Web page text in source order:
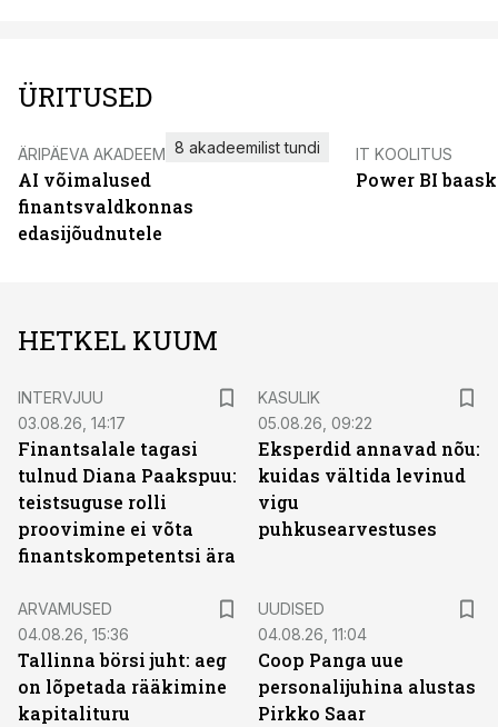
ÜRITUSED
ÄRIPÄEVA AKADEEMIA
AI võimalused
finantsvaldkonnas
edasijõudnutele
8 akadeemilist tundi IT KOOLITUS
Power BI
HETKEL KUUM
INTERVJUU
03.08.26, 14:17
Finantsalale tagasi
tulnud Diana Paakspuu:
teistsuguse rolli
proovimine ei võta
finantskompetentsi ära
KASULIK
05.08.26, 09:22
Eksperdid annavad nõu:
kuidas vältida levinud
vigu
puhkusearvestuses
ARVAMUSED
04.08.26, 15:36
Tallinna börsi juht: aeg
on lõpetada rääkimine
kapitalituru
UUDISED
04.08.26, 11:04
Coop Panga uue
personalijuhina alustas
Pirkko Saar